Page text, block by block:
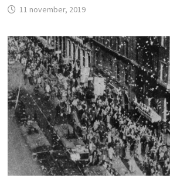
11 november, 2019